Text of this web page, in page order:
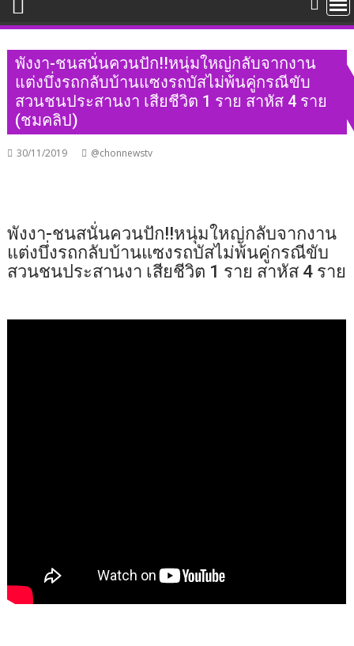
พังงา​-ชนสนั่นควนปัก!!หนุ่มใหญ่กลับจากงาน
แต่งบึ่งรถกลับบ้านแซงรถบัสไม่พ้นคู่กรณีขับ
สวนชนประสานงา เสียชีวิต 1 ราย สาหัส 4 ราย
(ชมคลิป)
30/11/2019 @chonnewstv
พังงา​-ชนสนั่นควนปัก!!หนุ่มใหญ่กลับจากงาน
แต่งบึ่งรถกลับบ้านแซงรถบัสไม่พ้นคู่กรณีขับ
สวนชนประสานงา เสียชีวิต 1 ราย สาหัส 4 ราย